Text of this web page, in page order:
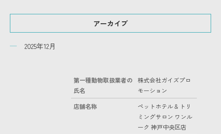
アーカイブ
2025年12月
第一種動物取扱業者の
氏名
株式会社ガイズプロ
モーション
店舗名称
ペットホテル & トリ
ミングサロン ワンル
ーク 神戸中央区店